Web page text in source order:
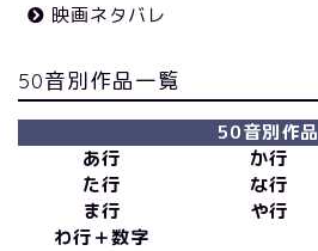
映画ネタバレ
50音別作品一覧
50音別作品
あ行
か行
た行
な行
ま行
や行
わ行＋数字